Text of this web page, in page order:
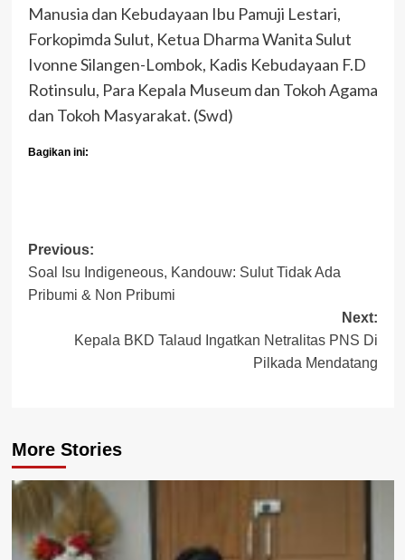
Manusia dan Kebudayaan Ibu Pamuji Lestari,
Forkopimda Sulut, Ketua Dharma Wanita Sulut
Ivonne Silangen-Lombok, Kadis Kebudayaan F.D
Rotinsulu, Para Kepala Museum dan Tokoh Agama
dan Tokoh Masyarakat. (Swd)
Bagikan ini:
Post
navigation
Previous:
Soal Isu Indigeneous, Kandouw: Sulut Tidak Ada
Pribumi & Non Pribumi
Next:
Kepala BKD Talaud Ingatkan Netralitas PNS Di
Pilkada Mendatang
More Stories